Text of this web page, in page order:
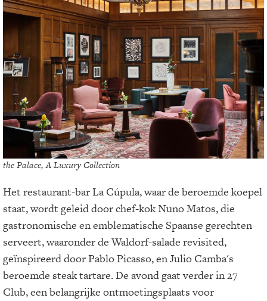
the Palace, A Luxury Collection
Het restaurant-bar La Cúpula, waar de beroemde koepel
staat, wordt geleid door chef-kok Nuno Matos, die
gastronomische en emblematische Spaanse gerechten
serveert, waaronder de Waldorf-salade revisited,
geïnspireerd door Pablo Picasso, en Julio Camba's
beroemde steak tartare. De avond gaat verder in 27
Club, een belangrijke ontmoetingsplaats voor